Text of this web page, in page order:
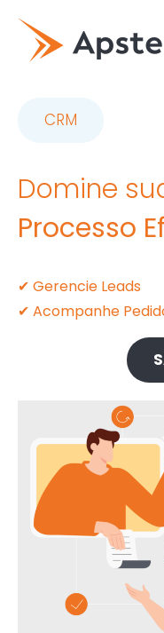
CRM
Domine
Processo
✔ Gerencie Leads
✔ Acompanhe